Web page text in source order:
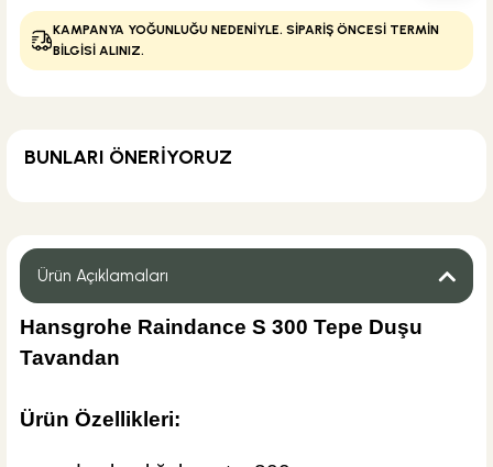
KAMPANYA YOĞUNLUĞU NEDENİYLE. SİPARİŞ ÖNCESİ TERMİN
BİLGİSİ ALINIZ.
BUNLARI ÖNERİYORUZ
8.270,40 TL %40
Sepete Ekle
Ürün Açıklamaları
Hansgrohe Raindance S 300 Tepe Duşu
Tavandan
Ürün Özellikleri: